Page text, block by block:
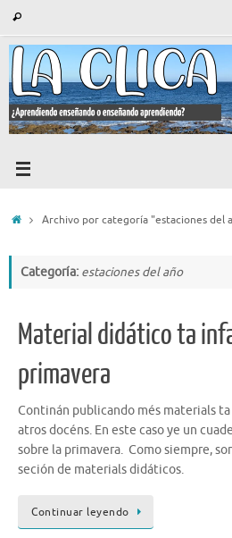
contenido
Buscar
InicioArchivo por categoría "estaciones del
Categoría: estaciones del año
Material didático ta
primavera
Continán publicando més materials
atros docéns. En este caso ye un
sobre la primavera. Como siempre,
seción de materials didáticos.
Continuar leyendo